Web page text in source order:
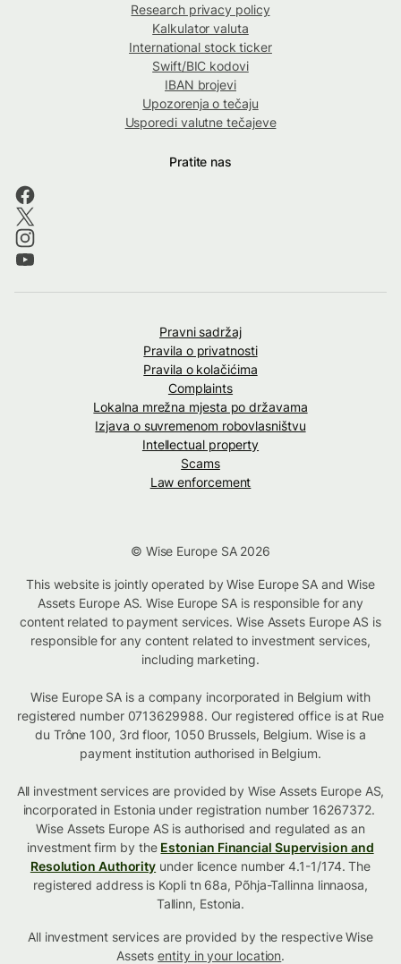
Research privacy policy
Kalkulator valuta
International stock ticker
Swift/BIC kodovi
IBAN brojevi
Upozorenja o tečaju
Usporedi valutne tečajeve
Pratite nas
Pravni sadržaj
Pravila o privatnosti
Pravila o kolačićima
Complaints
Lokalna mrežna mjesta po državama
Izjava o suvremenom robovlasništvu
Intellectual property
Scams
Law enforcement
© Wise Europe SA 2026
This website is jointly operated by Wise Europe SA and Wise
Assets Europe AS. Wise Europe SA is responsible for any
content related to payment services. Wise Assets Europe AS is
responsible for any content related to investment services,
including marketing.
Wise Europe SA is a company incorporated in Belgium with
registered number 0713629988. Our registered office is at Rue
du Trône 100, 3rd floor, 1050 Brussels, Belgium. Wise is a
payment institution authorised in Belgium.
All investment services are provided by Wise Assets Europe AS,
incorporated in Estonia under registration number 16267372.
Wise Assets Europe AS is authorised and regulated as an
investment firm by the Estonian Financial Supervision and
Resolution Authority under licence number 4.1-1/174. The
registered address is Kopli tn 68a, Põhja-Tallinna linnaosa,
Tallinn, Estonia.
All investment services are provided by the respective Wise
Assetsentity in your location.